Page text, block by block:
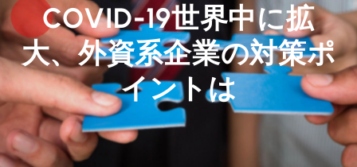
ッ
プ
COVID-19世界中に拡
大、外資系企業の対策ポ
イントは